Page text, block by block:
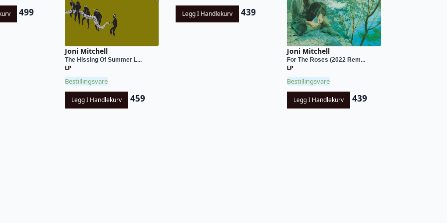
499
Joni Mitchell
The Hissing Of Summer L...
LP
Bestillingsvare
Legg I Handlekurv 459
Legg I Handlekurv 439
Joni Mitchell
For The Roses (2022 Rem...
LP
Bestillingsvare
Legg I Handlekurv 439